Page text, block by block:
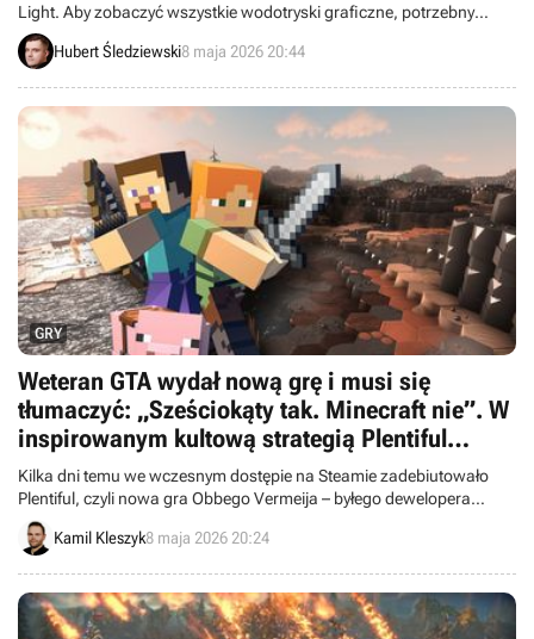
Light. Aby zobaczyć wszystkie wodotryski graficzne, potrzebny
będzie komputer, którego nie powstydziłby się sam James Bond.
Hubert Śledziewski8 maja 2026 20:44
GRY
Weteran GTA wydał nową grę i musi się
tłumaczyć: „Sześciokąty tak. Minecraft nie”. W
inspirowanym kultową strategią Plentiful
„jedna iskra może spalić wszystko”
Kilka dni temu we wczesnym dostępie na Steamie zadebiutowało
Plentiful, czyli nowa gra Obbego Vermeija – byłego dewelopera
Rockstar North, pracującego przy kultowych odsłonach serii Grand
Theft Auto.
Kamil Kleszyk8 maja 2026 20:24